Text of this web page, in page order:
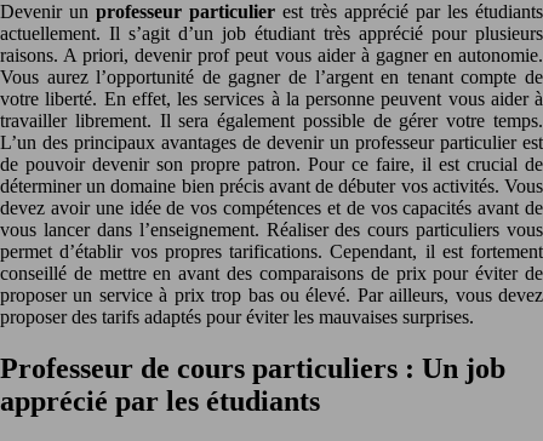
Devenir un professeur particulier est très apprécié par les étudiants
actuellement. Il s’agit d’un job étudiant très apprécié pour plusieurs
raisons. A priori, devenir prof peut vous aider à gagner en autonomie.
Vous aurez l’opportunité de gagner de l’argent en tenant compte de
votre liberté. En effet, les services à la personne peuvent vous aider à
travailler librement. Il sera également possible de gérer votre temps.
L’un des principaux avantages de devenir un professeur particulier est
de pouvoir devenir son propre patron. Pour ce faire, il est crucial de
déterminer un domaine bien précis avant de débuter vos activités. Vous
devez avoir une idée de vos compétences et de vos capacités avant de
vous lancer dans l’enseignement. Réaliser des cours particuliers vous
permet d’établir vos propres tarifications. Cependant, il est fortement
conseillé de mettre en avant des comparaisons de prix pour éviter de
proposer un service à prix trop bas ou élevé. Par ailleurs, vous devez
proposer des tarifs adaptés pour éviter les mauvaises surprises.
Professeur de cours particuliers : Un job
apprécié par les étudiants